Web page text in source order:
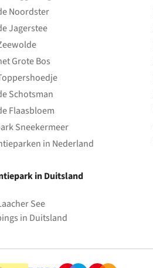
Noordster
Jagerstee
Grote Bos
Schotsman
Flaasbloem
Sneekermeer
in Nederland
in Duitsland
See
in Duitsland